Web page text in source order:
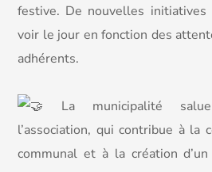
festive. De nouvelles initiatives
voir le jour en fonction des
adhérents.
La municipalité
l’association, qui contribue à la
communal et à la création